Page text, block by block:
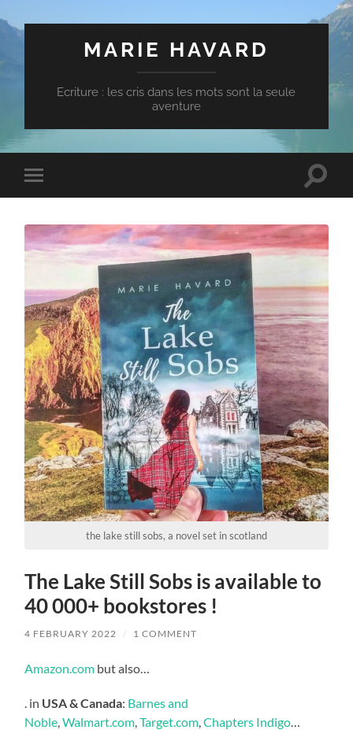
MARIE HAVARD
Ecriture : les cris dans les mots sont la seule
aventure
Toggle
mobile
Toggle
the lake still sobs, a novel set in scotland
The Lake Still Sobs is available to
40 000+ bookstores !
4 FEBRUARY 2022 / 1 COMMENT
Amazon.com but also…
. in USA & Canada: Barnes and
Noble ,Walmart.com ,Target.com ,Chapters Indigo